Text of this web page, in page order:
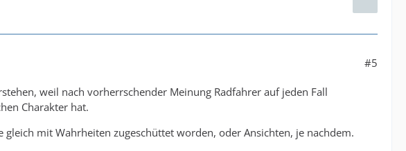
#5
weil nach vorherrschender Meinung Radfahrer auf jeden Fall
Charakter hat.
mit Wahrheiten zugeschüttet worden, oder Ansichten, je nachdem.